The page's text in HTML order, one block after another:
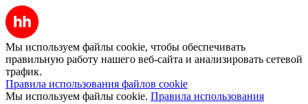
Мы используем файлы cookie, чтобы обеспечивать
правильную работу нашего веб-сайта и анализировать сетевой
трафик.
Правила использования файлов cookie
Мы используем файлы cookie. Правила использования